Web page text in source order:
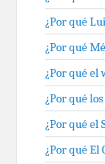
¿Por qué
¿Por qué
¿Por qué el
¿Por qué
¿Por qué el
¿Por qué El